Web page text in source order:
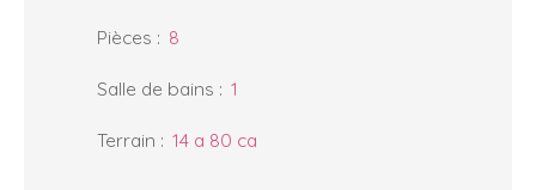
Pièces : 8
Salle de bains : 1
Terrain : 14 a 80 ca